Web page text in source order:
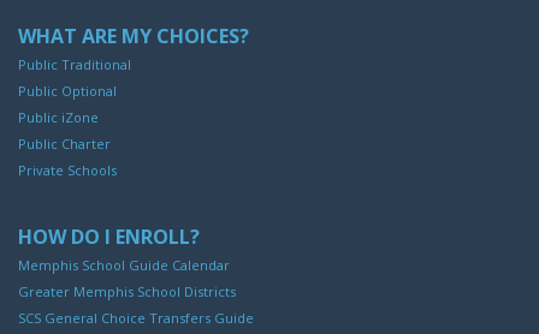
WHAT ARE MY CHOICES?
Public Traditional
Public Optional
Public iZone
Public Charter
Private Schools
HOW DO I ENROLL?
Memphis School Guide Calendar
Greater Memphis School Districts
SCS General Choice Transfers Guide